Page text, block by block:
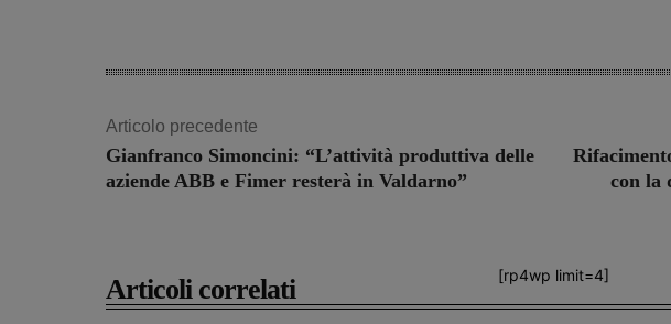
Articolo precedente
Gianfranco Simoncini: “L’attività produttiva delle
aziende ABB e Fimer resterà in Valdarno”
con la
[rp4wp limit=4]
Articoli correlati